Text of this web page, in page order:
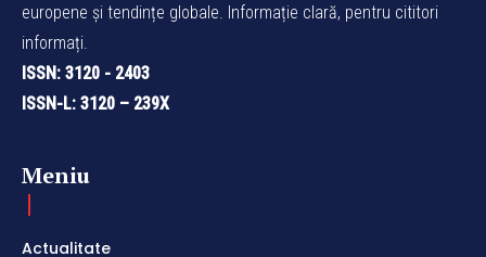
europene și tendințe globale. Informație clară, pentru cititori
informați.
ISSN: 3120 - 2403
ISSN-L: 3120 – 239X
Meniu
Actualitate